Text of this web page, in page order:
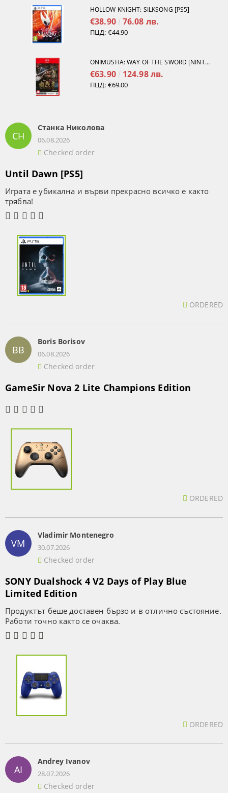
HOLLOW KNIGHT: SILKSONG [PS5]
€38.90 76.08 лв.
ПЦД: €44.90
ONIMUSHA: WAY OF THE SWORD [NINTENDO SWITCH 2]
€63.90 124.98 лв.
ПЦД: €69.00
СН
Станка Николова
06.08.2026
Checked order
Until Dawn [PS5]
Играта е убикална и върви прекрасно всичко е както
трябва!
ORDERED
BB
Boris Borisov
06.08.2026
Checked order
GameSir Nova 2 Lite Champions Edition
ORDERED
VM
Vladimir Montenegro
30.07.2026
Checked order
SONY Dualshock 4 V2 Days of Play Blue
Limited Edition
Продуктът беше доставен бързо и в отлично състояние.
Работи точно както се очаква.
ORDERED
AI
Andrey Ivanov
28.07.2026
Checked order